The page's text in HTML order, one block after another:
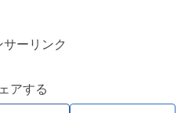
サーリンク
アする